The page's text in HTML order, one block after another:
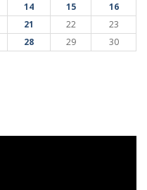
14 15
16
21 22
23
28 29 30